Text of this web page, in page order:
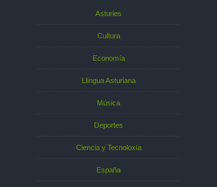
Asturies
Cultura
Economía
Llingua Asturiana
Música
Deportes
Ciencia y Tecnoloxía
España